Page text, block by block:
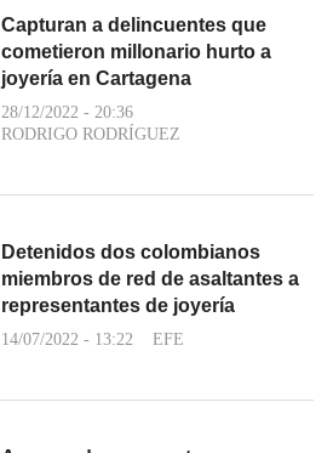
Capturan a delincuentes que
cometieron millonario hurto a
joyería en Cartagena
28/12/2022 - 20:36
RODRIGO RODRÍGUEZ
Detenidos dos colombianos
miembros de red de asaltantes a
representantes de joyería
14/07/2022 - 13:22 EFE